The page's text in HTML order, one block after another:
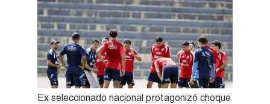
Ex seleccionado nacional protagonizó choque